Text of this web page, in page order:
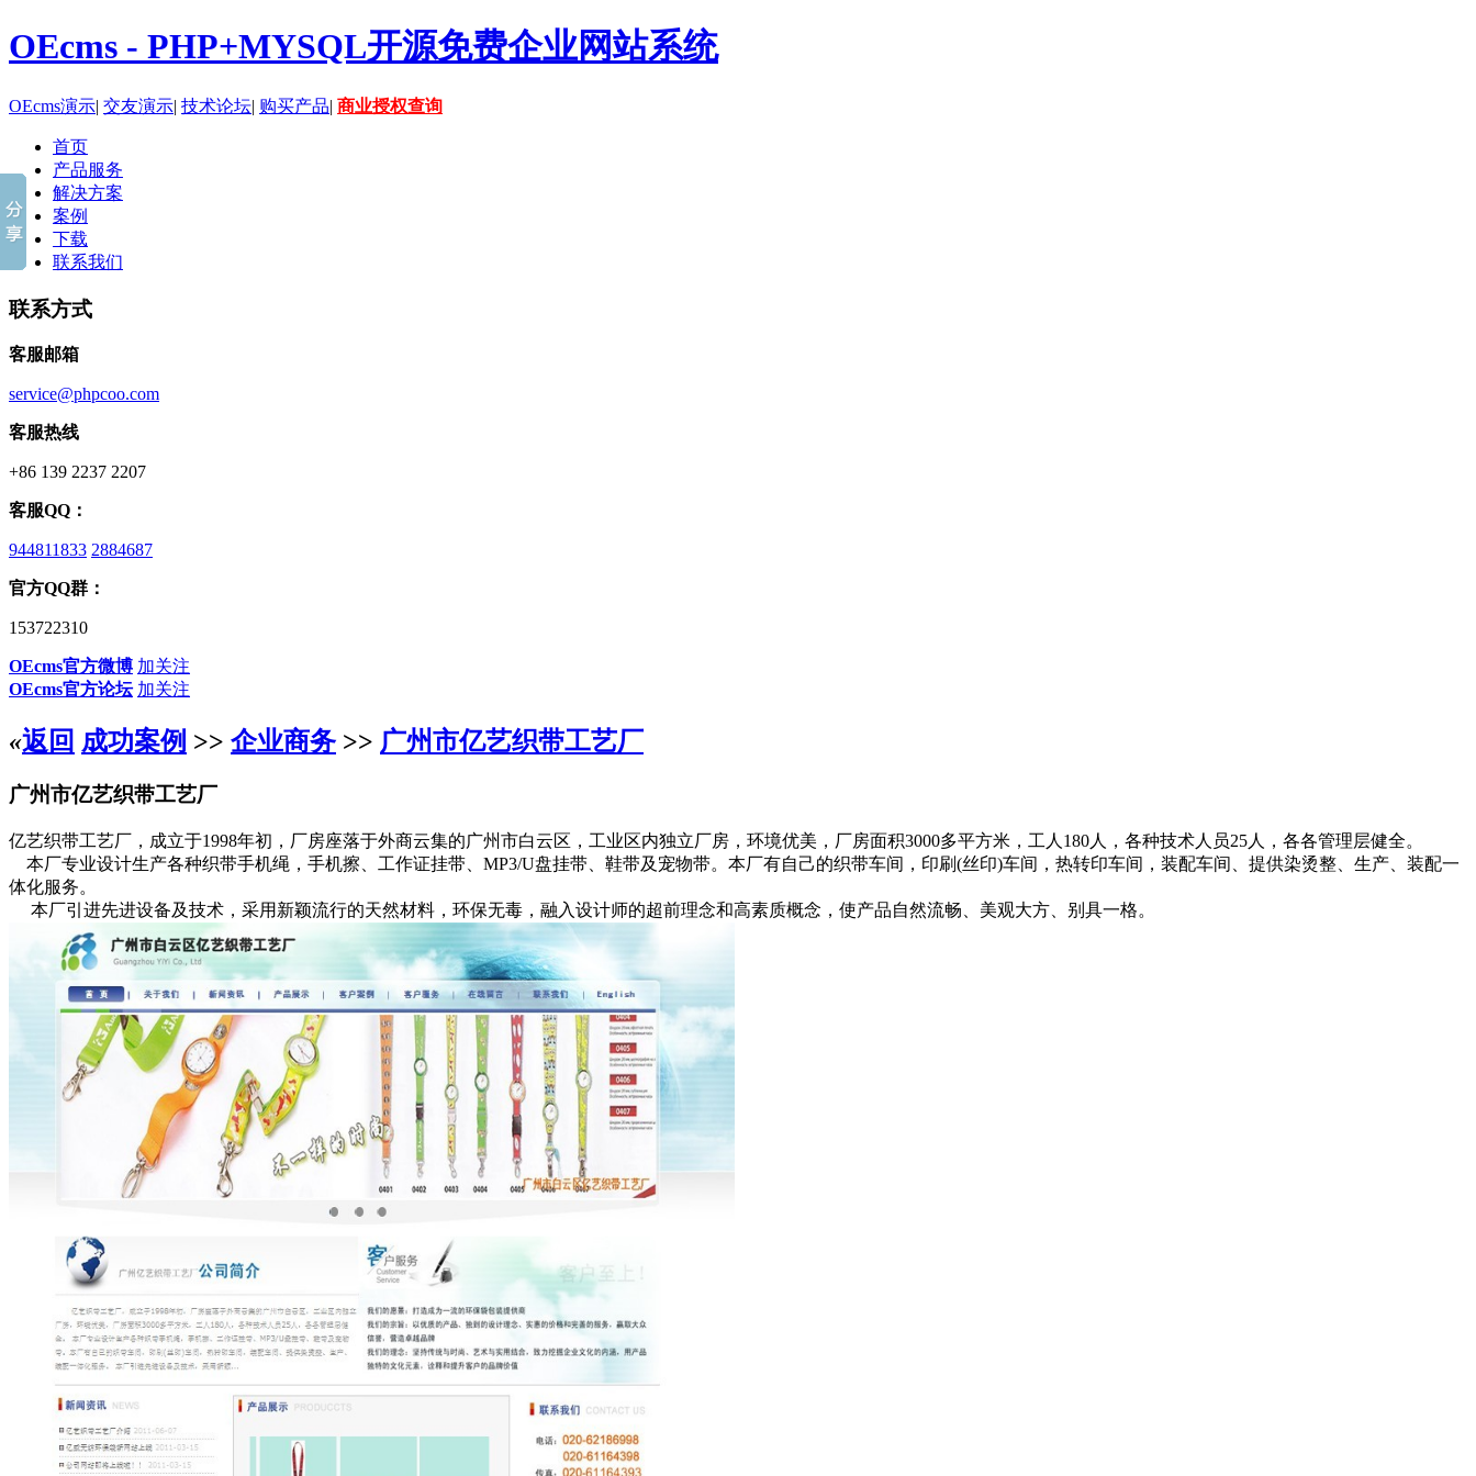
OEcms - PHP+MYSQL开源免费企业网站系统
OEcms演示| 交友演示| 技术论坛| 购买产品| 商业授权查询
首页
产品服务
解决方案
案例
下载
联系我们
联系方式
客服邮箱
service@phpcoo.com
客服热线
+86 139 2237 2207
客服QQ：
944811833 2884687
官方QQ群：
153722310
OEcms官方微博 加关注
OEcms官方论坛 加关注
«返回 成功案例 >> 企业商务 >> 广州市亿艺织带工艺厂
广州市亿艺织带工艺厂
亿艺织带工艺厂，成立于1998年初，厂房座落于外商云集的广州市白云区，工业区内独立厂房，环境优美，厂房面积3000多平方米，工人180人，各种技术人员25人，各各管理层健全。
本厂专业设计生产各种织带手机绳，手机擦、工作证挂带、MP3/U盘挂带、鞋带及宠物带。本厂有自己的织带车间，印刷(丝印)车间，热转印车间，装配车间、提供染烫整、生产、装配一
体化服务。
本厂引进先进设备及技术，采用新颖流行的天然材料，环保无毒，融入设计师的超前理念和高素质概念，使产品自然流畅、美观大方、别具一格。